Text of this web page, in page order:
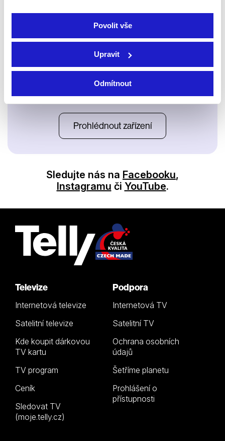
Povolit vše
Upravit
Odmítnout
Prohlédnout zařízení
Sledujte nás na Facebooku,
Instagramu či YouTube.
Televize
Internetová televize
Satelitní televize
Kde koupit dárkovou
TV kartu
TV program
Ceník
Sledovat TV
(moje.telly.cz)
Podpora
Internetová TV
Satelitní TV
Ochrana osobních
údajů
Šetříme planetu
Prohlášení o
přístupnosti